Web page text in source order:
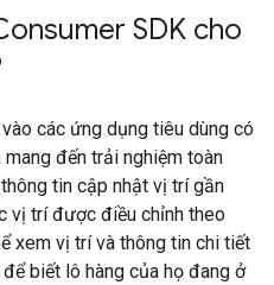
SDK cho
các ứng dụng tiêu dùng có
đến trải nghiệm toàn
tin cập nhật vị trí gần
vị trí được điều chỉnh theo
xem vị trí và thông tin chi tiết
biết lô hàng của họ đang ở